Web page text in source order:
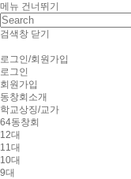
메뉴 건너뛰기
검색창 닫기
로그인/회원가입
로그인
회원가입
동창회소개
학교상징/교가
64동창회
12대
11대
10대
9대